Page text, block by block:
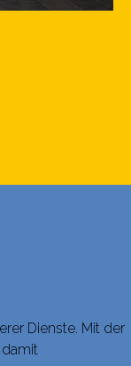
Dienste. Mit der
damit